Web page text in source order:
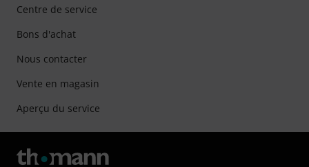
Centre de service
Bons d'achat
Nous contacter
Vente en magasin
Aperçu du service